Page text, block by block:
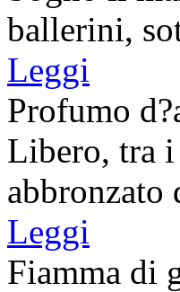
ballerini,
Leggi
Profumo
Libero, tra
abbronzato
Leggi
Fiamma di